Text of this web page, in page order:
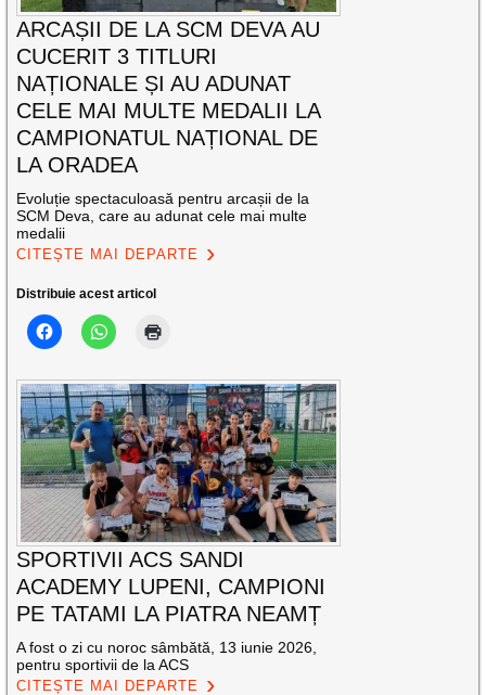
ARCAȘII DE LA SCM DEVA AU
CUCERIT 3 TITLURI
NAȚIONALE ȘI AU ADUNAT
CELE MAI MULTE MEDALII LA
CAMPIONATUL NAȚIONAL DE
LA ORADEA
Evoluție spectaculoasă pentru arcașii de la
SCM Deva, care au adunat cele mai multe
medalii
CITEȘTE MAI DEPARTE
Distribuie acest articol
SPORTIVII ACS SANDI
ACADEMY LUPENI, CAMPIONI
PE TATAMI LA PIATRA NEAMȚ
A fost o zi cu noroc sâmbătă, 13 iunie 2026,
pentru sportivii de la ACS
CITEȘTE MAI DEPARTE